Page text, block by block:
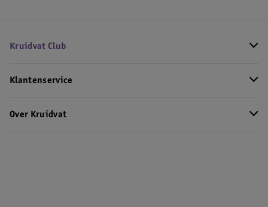
Kruidvat Club
Klantenservice
Over Kruidvat